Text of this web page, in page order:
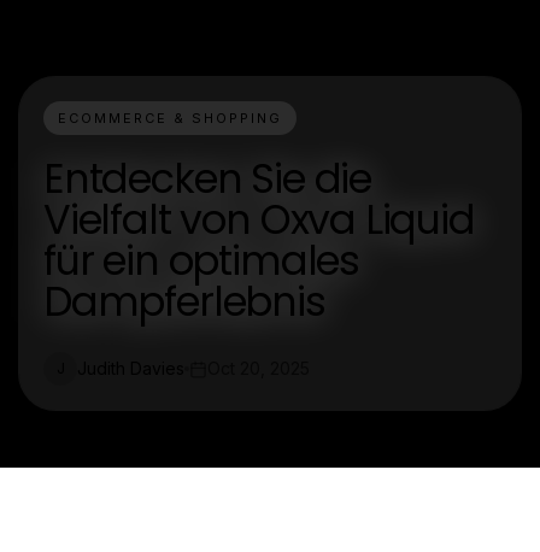
ECOMMERCE & SHOPPING
Entdecken Sie die
Vielfalt von Oxva Liquid
für ein optimales
Dampferlebnis